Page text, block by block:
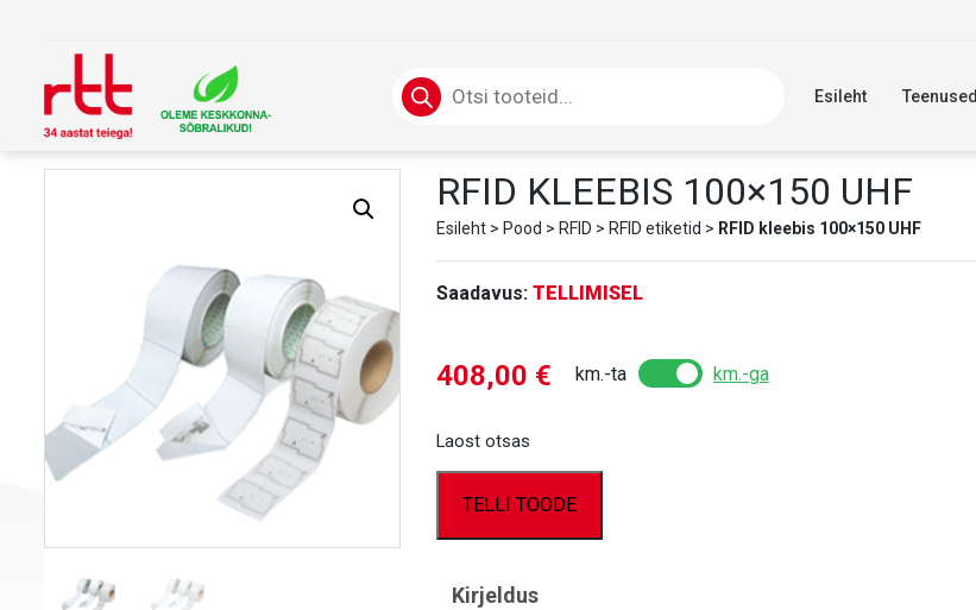
Products
search
Esileht Teenused
RFID KLEEBIS 100×150 UHF
Esileht> Pood > RFID > RFID etiketid > RFID kleebis 100×150 UHF
Saadavus: TELLIMISEL
408,00 € km.-ta km.-ga
Laost otsas
TELLI TOODE
Kirjeldus